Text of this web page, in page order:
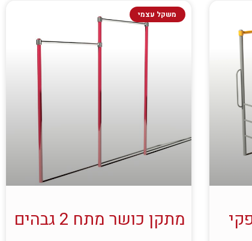
משקל עצמי
מתקן כושר מתח 2 גבהים